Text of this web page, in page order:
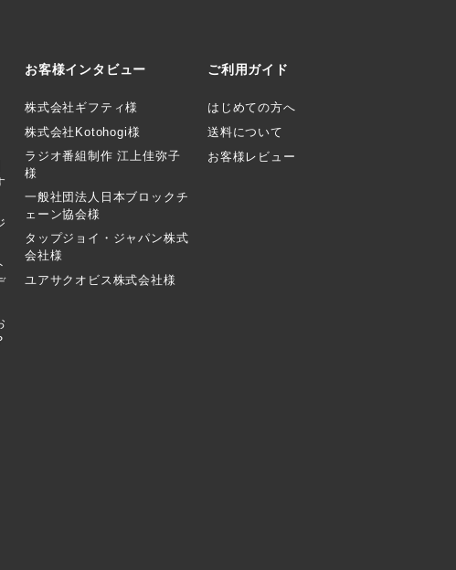
お客様インタビュー
株式会社ギフティ様
株式会社Kotohogi様
ラジオ番組制作 江上佳弥子
様
一般社団法人日本ブロックチ
ェーン協会様
タップジョイ・ジャパン株式
会社様
ユアサクオビス株式会社様
ご利用ガイド
はじめての方へ
送料について
お客様レビュー